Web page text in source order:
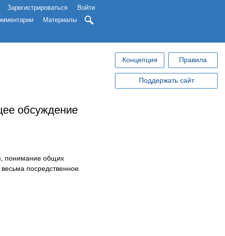
Зарегистрироваться
Войти
Материалы
обсуждение
понимание общих
посредственное.
Концепция Правила
Поддержать сайт